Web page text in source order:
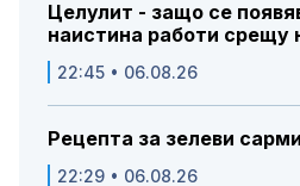
Целулит - защо се
наистина работи срещу
22:45 • 06.08.26
Рецепта за зелеви
22:29 • 06.08.26